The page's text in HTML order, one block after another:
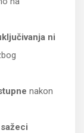
ni
nakon
sažeci